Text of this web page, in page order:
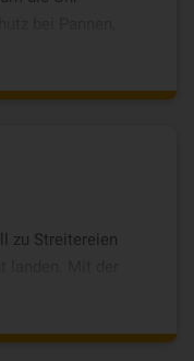
zu Streitereien